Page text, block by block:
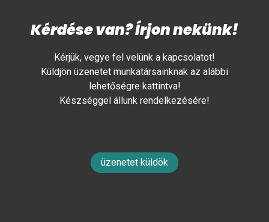
Kérdése van? Írjon nekünk!
Kérjük, vegye fel velünk a kapcsolatot!
Küldjön üzenetet munkatársainknak az alábbi
lehetőségre kattintva!
Készséggel állunk rendelkezésére!
üzenetet küldök